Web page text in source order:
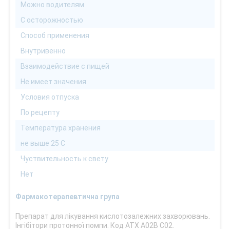
Можно водителям
С осторожностью
Способ применения
Внутривенно
Взаимодействие с пищей
Не имеет значения
Условия отпуска
По рецепту
Температура хранения
не выше 25 С
Чуствительность к свету
Нет
Фармакотерапевтична група
Препарат для лікування кислотозалежних захворювань.
Інгібітори протонної помпи. Код АТХ А02В С02.